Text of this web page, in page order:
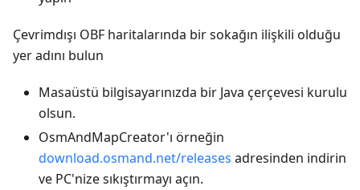
Çevrimdışı OBF haritalarında bir sokağın ilişkili olduğu
yer adını bulun
Masaüstü bilgisayarınızda bir Java çerçevesi kurulu
olsun.
OsmAndMapCreator'ı örneğin
download.osmand.net/releases adresinden indirin
ve PC'nize sıkıştırmayı açın.